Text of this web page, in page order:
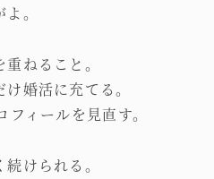
。
ねること。
婚活に充てる。
ィールを見直す。
けられる。